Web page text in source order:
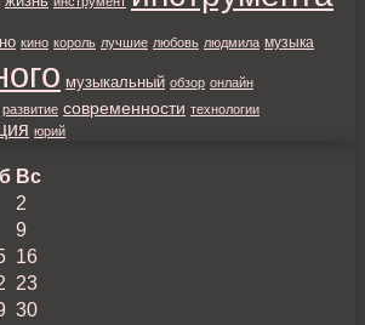
кино король лучшие любовь людмила музыка
музыкальный обзор онлайн
развитие современности технологии
юрий
Вс
2
9
16
23
30